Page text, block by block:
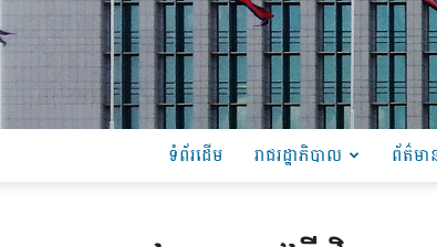
ទំព័រដើម រាជរដ្ឋាភិបាល ព័ត៌ម